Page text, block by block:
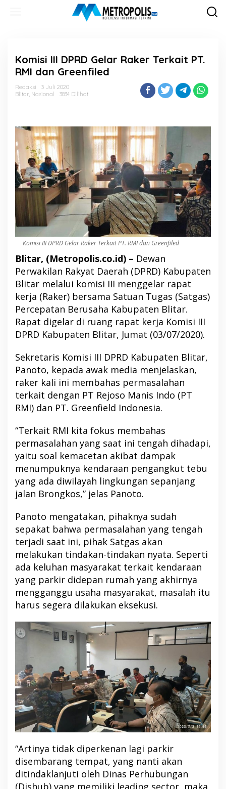
Komisi III DPRD Gelar Raker Terkait PT.
RMI dan Greenfiled
Redaksi
3 Juli 2020
Blitar, Nasional 3834 Dilihat
Komisi III DPRD Gelar Raker Terkait PT. RMI dan Greenfiled
Blitar, (Metropolis.co.id) – Dewan
Perwakilan Rakyat Daerah (DPRD) Kabupaten
Blitar melalui komisi III menggelar rapat
kerja (Raker) bersama Satuan Tugas (Satgas)
Percepatan Berusaha Kabupaten Blitar.
Rapat digelar di ruang rapat kerja Komisi III
DPRD Kabupaten Blitar, Jumat (03/07/2020).
Sekretaris Komisi III DPRD Kabupaten Blitar,
Panoto, kepada awak media menjelaskan,
raker kali ini membahas permasalahan
terkait dengan PT Rejoso Manis Indo (PT
RMI) dan PT. Greenfield Indonesia.
“Terkait RMI kita fokus membahas
permasalahan yang saat ini tengah dihadapi,
yaitu soal kemacetan akibat dampak
menumpuknya kendaraan pengangkut tebu
yang ada diwilayah lingkungan sepanjang
jalan Brongkos,” jelas Panoto.
Panoto mengatakan, pihaknya sudah
sepakat bahwa permasalahan yang tengah
terjadi saat ini, pihak Satgas akan
melakukan tindakan-tindakan nyata. Seperti
ada keluhan masyarakat terkait kendaraan
yang parkir didepan rumah yang akhirnya
mengganggu usaha masyarakat, masalah itu
harus segera dilakukan eksekusi.
“Artinya tidak diperkenan lagi parkir
disembarang tempat, yang nanti akan
ditindaklanjuti oleh Dinas Perhubungan
(Dishub) yang memiliki leading sector, maka,